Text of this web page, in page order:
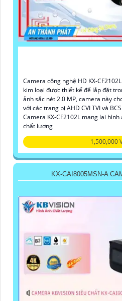
Camera công nghệ HD KX-
kim loại được thiết kế để lắp đặt
ảnh sắc nét 2.0 MP, camera này
với các trang bị AHD CVI TVI và
Camera KX-CF2102L mang lại
chất lượng
1,500,000
KX-CAI8005MSN-A